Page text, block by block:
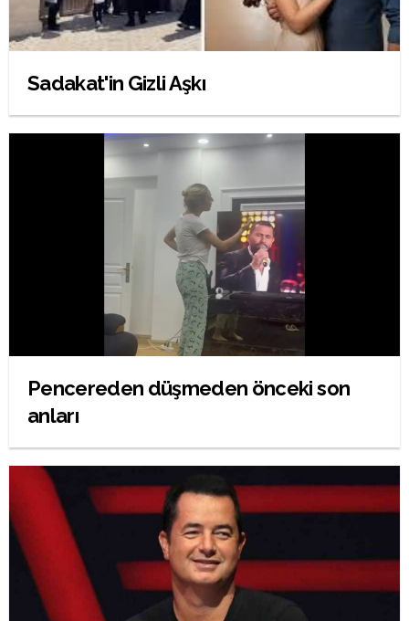
Sadakat'in Gizli Aşkı
Pencereden düşmeden önceki son
anları